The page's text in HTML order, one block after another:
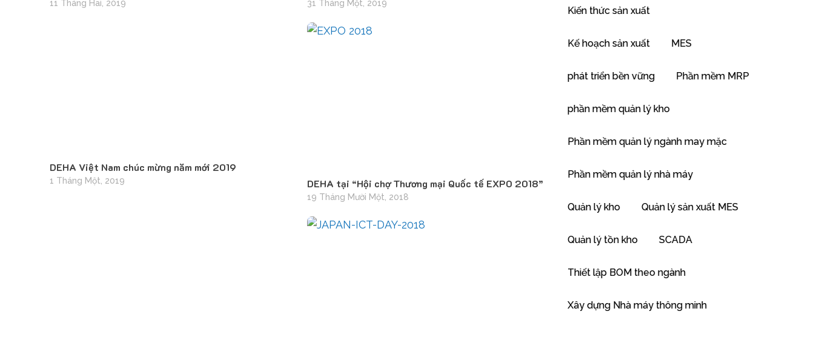
11 Tháng Hai, 2019 31 Tháng Một, 2019
DEHA Việt Nam chúc mừng năm mới 2019
1 Tháng Một, 2019 DEHA tại “Hội chợ Thương mại Quốc tế EXPO 2018”
19 Tháng Mười Một, 2018
Kiến thức sản xuất
Kế hoạch sản xuất MES
phát triển bền vững Phần mềm MRP
phần mềm quản lý kho
Phần mềm quản lý ngành may mặc
Phần mềm quản lý nhà máy
Quản lý kho Quản lý sản xuất MES
Quản lý tồn kho SCADA
Thiết lập BOM theo ngành
Xây dựng Nhà máy thông minh